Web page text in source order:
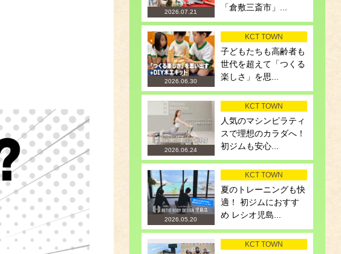
2026.07.21
「倉敷三斎市」...
2026.06.30
KCT TOWN
子どもたちも高齢者も
世代を超えて「つくる
楽しさ」を思...
2026.06.24
KCT TOWN
人気のマシンピラティ
スで理想のカラダへ！
初ジムも安心...
2026.05.20
KCT TOWN
夏のトレーニングも快
適！ 初ジムにおすす
め レシオ児島...
KCT TOWN